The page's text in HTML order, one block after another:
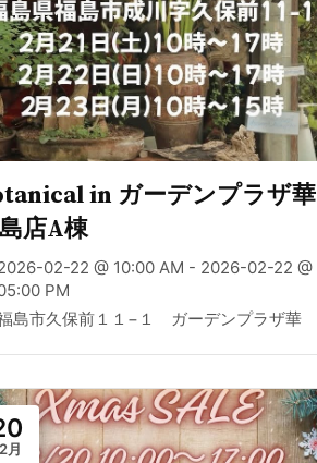
in ガーデンプラザ華
店A棟
02-22 @ 10:00 AM - 2026-02-22 @
PM
島市久保前１１−１ ガーデンプラザ華
月